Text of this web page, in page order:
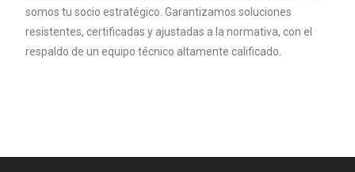
somos tu socio estratégico. Garantizamos soluciones
resistentes, certificadas y ajustadas a la normativa, con el
respaldo de un equipo técnico altamente calificado.